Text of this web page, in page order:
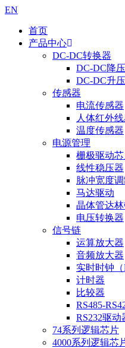
EN
首页
产品中心
DC-DC转换器
DC-DC降
DC-DC升
传感器
电流传感器
人体红外
温度传感器
电源管理
栅极驱动
线性稳压器
脉冲宽度
马达驱动
晶体管达
电压转换器
信号链
运算放大器
音频放大器
实时时钟
计时器
比较器
RS485-
RS232驱动
74系列逻辑芯片
4000系列逻辑芯